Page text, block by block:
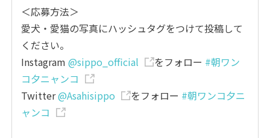
＜応募方法＞
愛犬・愛猫の写真にハッシュタグをつけて投稿して
ください。
Instagram@sippo_official をフォロー #朝ワン
コ夕ニャンコ
Twitter@Asahisippo をフォロー #朝ワンコ夕ニ
ャンコ